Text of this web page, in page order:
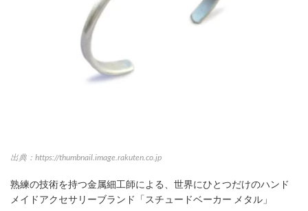
出典：https://thumbnail.image.rakuten.co.jp
熟練の技術を持つ金属細工師による、世界にひとつだけのハンド
メイドアクセサリーブランド「スチュードベーカー メタル」